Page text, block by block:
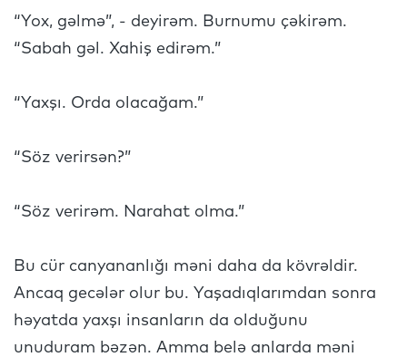
“Yox, gəlmə”, - deyirəm. Burnumu çəkirəm.
“Sabah gəl. Xahiş edirəm.”
“Yaxşı. Orda olacağam.”
“Söz verirsən?”
“Söz verirəm. Narahat olma.”
Bu cür canyananlığı məni daha da kövrəldir.
Ancaq gecələr olur bu. Yaşadıqlarımdan sonra
həyatda yaxşı insanların da olduğunu
unuduram bəzən. Amma belə anlarda məni